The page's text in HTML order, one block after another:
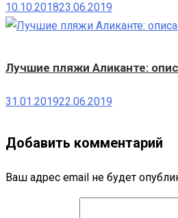
10.10.201823.06.2019
Лучшие пляжи Аликанте:
31.01.201922.06.2019
Добавить комментарий
Ваш адрес email не будет